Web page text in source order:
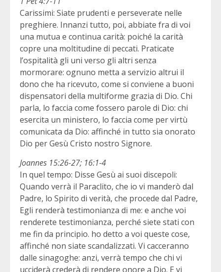
Carissimi: Siate prudenti e perseverate nelle
preghiere. Innanzi tutto, poi, abbiate fra di voi
una mutua e continua carità: poiché la carità
copre una moltitudine di peccati. Praticate
l’ospitalità gli uni verso gli altri senza
mormorare: ognuno metta a servizio altrui il
dono che ha ricevuto, come si conviene a buoni
dispensatori della multiforme grazia di Dio. Chi
parla, lo faccia come fossero parole di Dio: chi
esercita un ministero, lo faccia come per virtù
comunicata da Dio: affinché in tutto sia onorato
Dio per Gesù Cristo nostro Signore.
Joannes 15:26-27; 16:1-4
In quel tempo: Disse Gesù ai suoi discepoli:
Quando verrà il Paraclito, che io vi manderò dal
Padre, lo Spirito di verità, che procede dal Padre,
Egli renderà testimonianza di me: e anche voi
renderete testimonianza, perché siete stati con
me fin da principio. ho detto a voi queste cose,
affinché non siate scandalizzati. Vi cacceranno
dalle sinagoghe: anzi, verrà tempo che chi vi
ucciderà crederà di rendere onore a Dio. E vi